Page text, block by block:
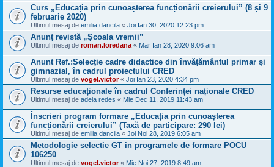
Curs „Educația prin cunoașterea funcționării creierului” (8 și 9
februarie 2020)
Ultimul mesaj de emilia dancila « Joi Ian 30, 2020 12:23 pm
Anunț revistă „Școala vremii”
Ultimul mesaj de roman.loredana « Mar Ian 28, 2020 9:06 am
Anunt Ref.:Selecție cadre didactice din învățământul primar și
gimnazial, în cadrul proiectului CRED
Ultimul mesaj de vogel.victor« Joi Ian 23, 2020 4:34 pm
Resurse educaționale în cadrul Conferinței naționale CRED
Ultimul mesaj de adela redes « Mie Dec 11, 2019 11:43 am
Înscrieri program formare „Educația prin cunoașterea
funcționării creierului” (Taxă de participare: 290 lei)
Ultimul mesaj de emilia dancila « Joi Noi 28, 2019 6:05 am
Metodologie selectie GT in programele de formare POCU
106250
Ultimul mesaj de vogel.victor« Mie Noi 27, 2019 8:49 am